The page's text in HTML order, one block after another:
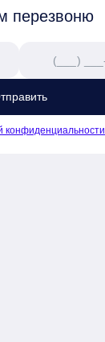
перезвоню
конфиденциальности